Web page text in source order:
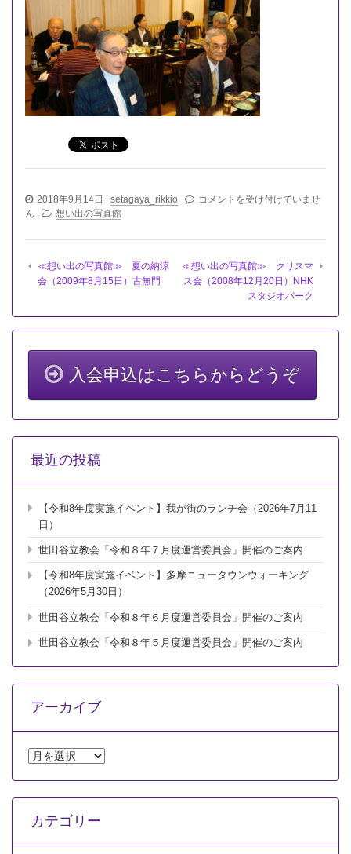
2018年9月14日 setagaya_rikkio
≪
出
写
真
懇
親
会
月
丘
登
利
寿
司
店
は
コメントを受け付けていませ
ん
想い出の写真館
≪想い出の写真館≫ 夏の納涼
会（2009年8月15日）古無門
≪想い出の写真館≫ クリスマ
ス会（2008年12月20日）NHK
スタジオパーク
入会申込はこちらからどうぞ
最近の投稿
【令和8年度実施イベント】我が街のランチ会（2026年7月11
日）
世田谷立教会「令和８年７月度運営委員会」開催のご案内
【令和8年度実施イベント】多摩ニュータウンウォーキング
（2026年5月30日）
世田谷立教会「令和８年６月度運営委員会」開催のご案内
世田谷立教会「令和８年５月度運営委員会」開催のご案内
アーカイブ
ア
ブ
カテゴリー